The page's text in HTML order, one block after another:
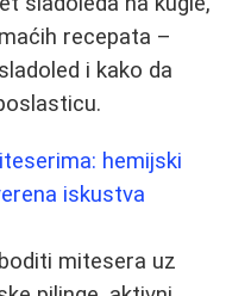
recepata –
i kako da
hemijski
iskustva
mitesera uz